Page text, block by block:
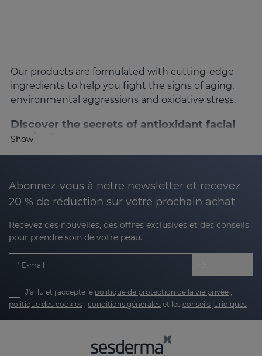
Our products are formulated with cutting-edge
ingredients to help you fight the signs of aging,
environmental aggressions and oxidative stress.
Discover the secrets of antioxidant facial
products
Antioxidants are known for their ability to
premature aging. These powerful ingredients not
only protect the skin, but also revitalize it,
improving its appearance and texture. At
Sesderma, our antioxidant products combine
science and technology to give you visible results,
helping to keep your skin firmer, brighter and
healthier.
What are antioxidants for the face?
What are antioxidants for the face?
Antioxidants are molecules that are responsible for
slowing down the damage that free radicals can
Show
Abonnez-vous à notre newsletter et recevez
20 % de réduction sur votre prochain achat
Recevez des nouvelles, des offres exclusives et des conseils
pour prendre soin de votre peau.
E-mail
J'ai lu et j'accepte le politique de protection de la vie privée ,
politique des cookies , conditions générales et les conseils juridiques